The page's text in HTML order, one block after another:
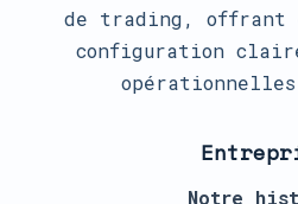
de trading, offrant
configuration
Notre